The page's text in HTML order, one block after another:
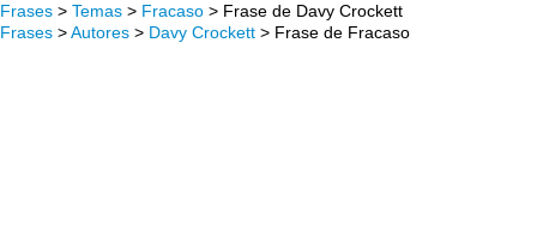
Frases > Temas > Fracaso > Frase de Davy Crockett
Frases >Autores > Davy Crockett > Frase de Fracaso